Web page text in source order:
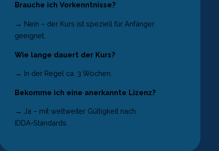
Brauche ich Vorkenntnisse?
→ Nein – der Kurs ist speziell für Anfänger
geeignet.
Wie lange dauert der Kurs?
→ In der Regel ca. 3 Wochen.
Bekomme ich eine anerkannte Lizenz?
→ Ja – mit weltweiter Gültigkeit nach
IDDA‑Standards.